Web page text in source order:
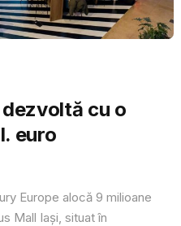
cu o
euro
Europe alocă 9 milioane
Mall Iași, situat în